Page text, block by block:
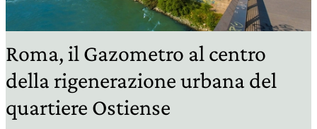
Roma, il Gazometro al centro
della rigenerazione urbana del
quartiere Ostiense